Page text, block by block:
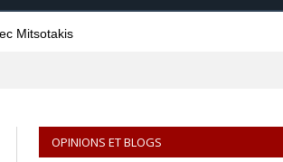
Mitsotakis
OPINIONS ET BLOGS